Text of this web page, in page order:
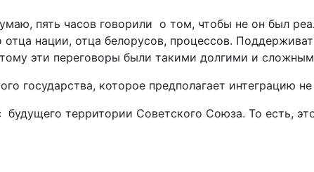
пять часов говорили о том, чтобы не он был
нации, отца белорусов, процессов.
эти переговоры были такими долгими и
государства, которое предполагает интеграцию
территории Советского Союза. То есть,